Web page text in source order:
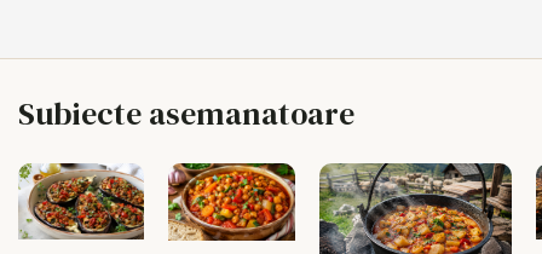
Subiecte asemanatoare